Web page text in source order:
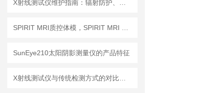
SunEye210太阳阴影测量仪的产品特征